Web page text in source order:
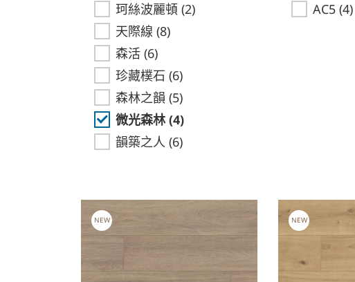
珂絲波麗頓 (2)
天際線 (8)
森活 (6)
珍藏樸石 (6)
森林之韻 (5)
微光森林 (4)
韻築之人 (6)
AC5 (4)
NEW NEW